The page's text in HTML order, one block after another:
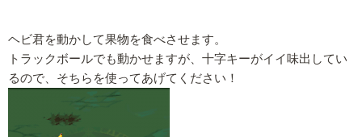
ヘビ君を動かして果物を食べさせます。
トラックボールでも動かせますが、十字キーがイイ味出してい
るので、そちらを使ってあげてください！